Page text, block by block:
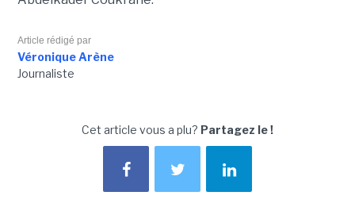
Article rédigé par
Véronique Arène
Journaliste
Cet article vous a plu? Partagez le !